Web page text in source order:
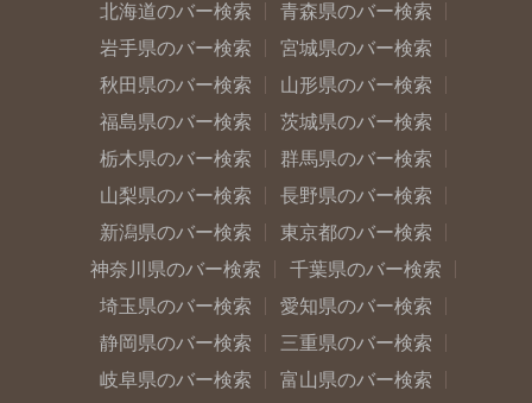
北海道のバー検索
青森県のバー検索
岩手県のバー検索
宮城県のバー検索
秋田県のバー検索
山形県のバー検索
福島県のバー検索
茨城県のバー検索
栃木県のバー検索
群馬県のバー検索
山梨県のバー検索
長野県のバー検索
新潟県のバー検索
東京都のバー検索
神奈川県のバー検索
千葉県のバー検索
埼玉県のバー検索
愛知県のバー検索
静岡県のバー検索
三重県のバー検索
岐阜県のバー検索
富山県のバー検索